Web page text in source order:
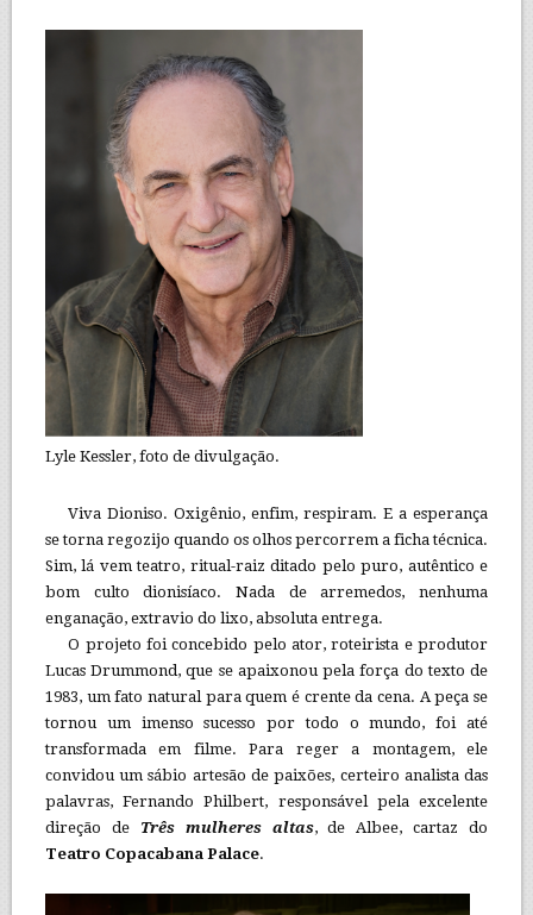
Lyle Kessler, foto de divulgação.
Viva Dioniso. Oxigênio, enfim, respiram. E a esperança
se torna regozijo quando os olhos percorrem a ficha técnica.
Sim, lá vem teatro, ritual-raiz ditado pelo puro, autêntico e
bom culto dionisíaco. Nada de arremedos, nenhuma
enganação, extravio do lixo, absoluta entrega.
O projeto foi concebido pelo ator, roteirista e produtor
Lucas Drummond, que se apaixonou pela força do texto de
1983, um fato natural para quem é crente da cena. A peça se
tornou um imenso sucesso por todo o mundo, foi até
transformada em filme. Para reger a montagem, ele
convidou um sábio artesão de paixões, certeiro analista das
palavras, Fernando Philbert, responsável pela excelente
direção de Três mulheres altas, de Albee, cartaz do
Teatro Copacabana Palace.